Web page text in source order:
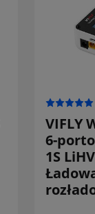
VIFLY
6-
1S